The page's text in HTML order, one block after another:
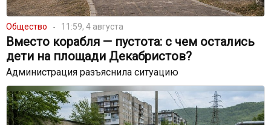
Общество 11:59, 4 августа
Вместо корабля — пустота: с чем остались
дети на площади Декабристов?
Администрация разъяснила ситуацию